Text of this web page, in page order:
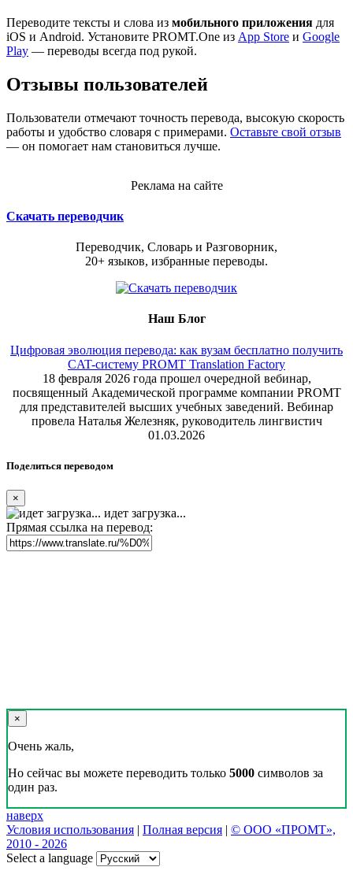
Переводите тексты и слова из мобильного приложения для
iOS и Android. Установите PROMT.One из App Store и Google
Play — переводы всегда под рукой.
Отзывы пользователей
Пользователи отмечают точность перевода, высокую скорость
работы и удобство словаря с примерами. Оставьте свой отзыв
— он помогает нам становиться лучше.
Реклама на сайте
Скачать переводчик
Переводчик, Словарь и Разговорник,
20+ языков, избранные переводы.
Наш Блог
Цифровая эволюция перевода: как вузам бесплатно получить
CAT-систему PROMT Translation Factory
18 февраля 2026 года прошел очередной вебинар,
посвященный Академической программе компании PROMT
для представителей высших учебных заведений. Вебинар
провела Наталья Железняк, руководитель лингвистич
01.03.2026
Поделиться переводом
×
идет загрузка...
Прямая ссылка на перевод:
×
Очень жаль,
Но сейчас вы можете переводить только 5000 символов за
один раз.
наверх
Условия использования | Полная версия | © ООО «ПРОМТ»,
2010 - 2026
Select a language